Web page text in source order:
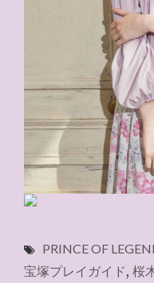
PRINCE OF
宝塚プレイガイド, 桜